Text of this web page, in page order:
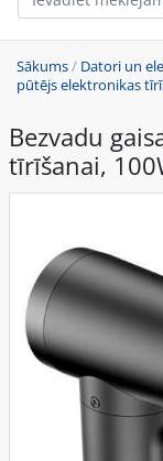
Sākums/ Datori un
pūtējs elektronikas
Bezvadu
tīrīšanai,